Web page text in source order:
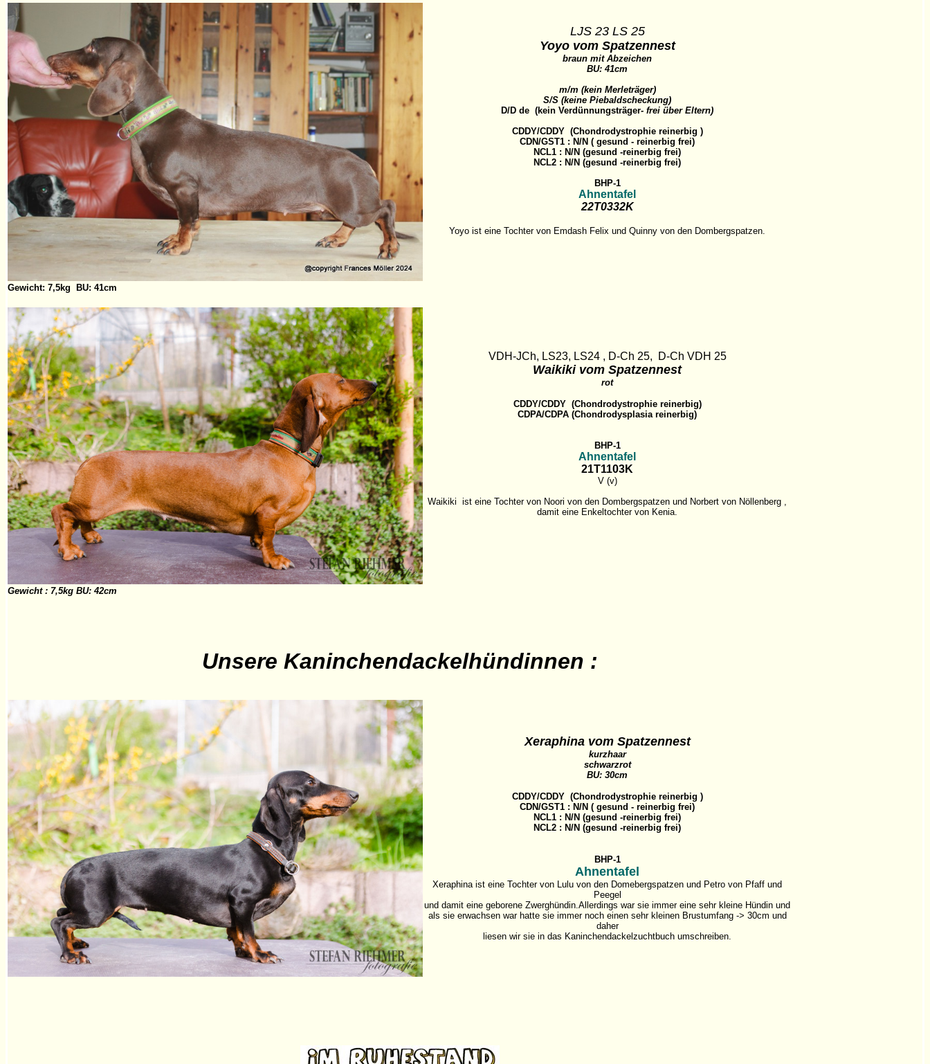
LJS 23 LS 25
Yoyo vom Spatzennest
braun mit Abzeichen
BU: 41cm
m/m (kein Merleträger)
S/S (keine Piebaldscheckung)
D/D de (kein Verdünnungsträger- frei über Eltern)
CDDY/CDDY (Chondrodystrophie reinerbig )
CDN/GST1 : N/N ( gesund - reinerbig frei)
NCL1 : N/N (gesund -reinerbig frei)
NCL2 : N/N (gesund -reinerbig frei)
BHP-1
Ahnentafel
22T0332K
Yoyo ist eine Tochter von Emdash Felix und Quinny von den Dombergspatzen.
Gewicht: 7,5kg BU: 41cm
VDH-JCh, LS23, LS24 , D-Ch 25, D-Ch VDH 25
Waikiki vom Spatzennest
rot
CDDY/CDDY (Chondrodystrophie reinerbig)
CDPA/CDPA (Chondrodysplasia reinerbig)
BHP-1
Ahnentafel
21T1103K
V (v)
Waikiki ist eine Tochter von Noori von den Dombergspatzen und Norbert von Nöllenberg ,
damit eine Enkeltochter von Kenia.
Gewicht : 7,5kg BU: 42cm
Unsere Kaninchendackelhündinnen :
Xeraphina vom Spatzennest
kurzhaar
schwarzrot
BU: 30cm
CDDY/CDDY (Chondrodystrophie reinerbig )
CDN/GST1 : N/N ( gesund - reinerbig frei)
NCL1 : N/N (gesund -reinerbig frei)
NCL2 : N/N (gesund -reinerbig frei)
BHP-1
Ahnentafel
Xeraphina ist eine Tochter von Lulu von den Domebergspatzen und Petro von Pfaff und
Peegel
und damit eine geborene Zwerghündin.Allerdings war sie immer eine sehr kleine Hündin und
als sie erwachsen war hatte sie immer noch einen sehr kleinen Brustumfang -> 30cm und
daher
liesen wir sie in das Kaninchendackelzuchtbuch umschreiben.